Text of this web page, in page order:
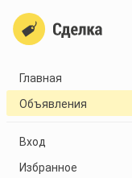
Главная
Объявления
Вход
Избранное